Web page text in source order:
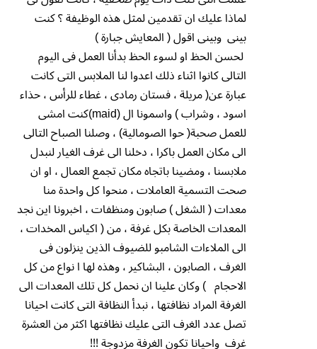
لماذا عليك ان تقدمين لمثل هذه الوظيفة ؟ كنت
بينى وبينى اقول ( المعايش جبارة )
لحسن الحظ او لسوء الحظ بدأنا العمل فى اليوم
التالى كانوا اثناء ذلك اعدوا لنا الملابس التى كانت
عبارة عن( مريلة ، فستان رمادى ، غطاء للرأس ، حذاء
اسود ، وشراب ) واسمونا ال (maid)كنت امشى
للعمل صحبة( حوا الصومالية) ، وصلنا الصباح التالى
الى مكان العمل باكرا ، دخلنا الى غرف الغيار لنبدل
ملابسنا ، ومضينا باتجاه مكان تجمع العمال ، او ان
صحت التسمية العاملات ، منحوا كل واحدة منا
معدات ( الشغل ) صابون ومنظفات ، اخبرونا اين نجد
المعدات الخاصة بكل غرفة ، من ( اكياس المخدات ،
الى الملاءات الشامبو للضيوف الذين ينزلون فى
الغرف ، الصابون ، البشاكير ، وهذه لها ا نواع من كل
الاحجام ) وكان علينا ان نحمل كل تلك المعدات الى
الغرفة المراد نظافتها ، نبدأ النظافة التى كانت احيانا
تصل عدد الغرف التى عليك نظافتها اكثر من العشرة
غرف واحيانا تكون الغرفة مزدوجة !!!